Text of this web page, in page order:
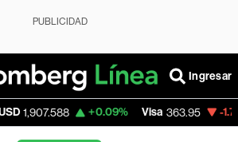
PUBLICIDAD
Ingresar
+0.09% Visa 363.95 -1.76%